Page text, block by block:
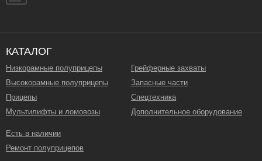
КАТАЛОГ
Низкорамные полуприцепы
Высокорамные полуприцепы
Прицепы
Мультилифты и ломовозы
Грейферные захваты
Запасные части
Спецтехника
Дополнительное оборудование
Есть в наличии
Ремонт полуприцепов